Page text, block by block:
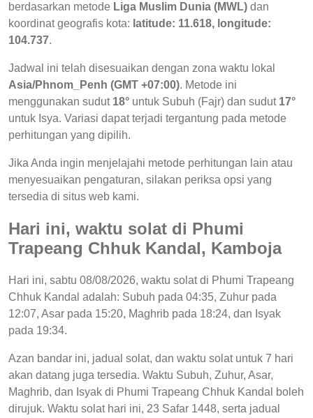
berdasarkan metode Liga Muslim Dunia (MWL) dan
koordinat geografis kota: latitude: 11.618, longitude:
104.737.
Jadwal ini telah disesuaikan dengan zona waktu lokal
Asia/Phnom_Penh (GMT +07:00). Metode ini
menggunakan sudut 18° untuk Subuh (Fajr) dan sudut 17°
untuk Isya. Variasi dapat terjadi tergantung pada metode
perhitungan yang dipilih.
Jika Anda ingin menjelajahi metode perhitungan lain atau
menyesuaikan pengaturan, silakan periksa opsi yang
tersedia di situs web kami.
Hari ini, waktu solat di Phumi
Trapeang Chhuk Kandal, Kamboja
Hari ini, sabtu 08/08/2026, waktu solat di Phumi Trapeang
Chhuk Kandal adalah: Subuh pada 04:35, Zuhur pada
12:07, Asar pada 15:20, Maghrib pada 18:24, dan Isyak
pada 19:34.
Azan bandar ini, jadual solat, dan waktu solat untuk 7 hari
akan datang juga tersedia. Waktu Subuh, Zuhur, Asar,
Maghrib, dan Isyak di Phumi Trapeang Chhuk Kandal boleh
dirujuk. Waktu solat hari ini, 23 Safar 1448, serta jadual